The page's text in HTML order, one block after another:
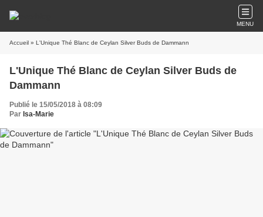
MENU
Accueil » L'Unique Thé Blanc de Ceylan Silver Buds de Dammann
L'Unique Thé Blanc de Ceylan Silver Buds de
Dammann
Publié le 15/05/2018 à 08:09
Par Isa-Marie